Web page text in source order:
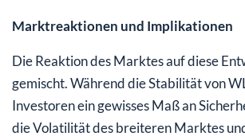
Marktreaktionen und Implikationen
Die Reaktion des Marktes auf diese
gemischt. Während die Stabilität von
Investoren ein gewisses Maß an
die Volatilität des breiteren Marktes